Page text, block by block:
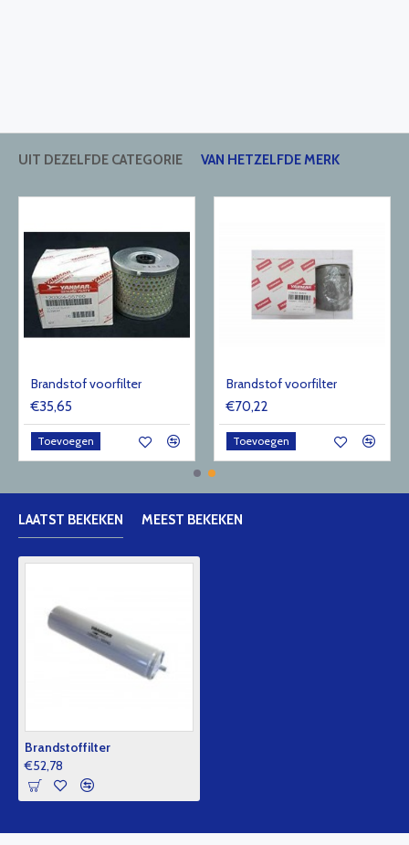
UIT DEZELFDE CATEGORIE VAN HETZELFDE MERK
Brandstof voorfilter
€35,65
Toevoegen
Brandstof voorfilter
€70,22
Toevoegen
LAATST BEKEKEN MEEST BEKEKEN
Brandstoffilter
€52,78